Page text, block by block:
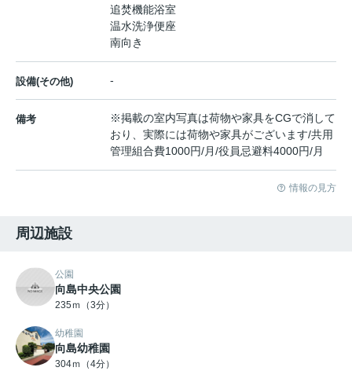
追焚機能浴室
温水洗浄便座
南向き
設備(その他) -
備考
※掲載の室内写真は荷物や家具をCGで消して
おり、実際には荷物や家具がございます/共用
管理組合費1000円/月/役員忌避料4000円/月
情報の見方
周辺施設
公園
向島中央公園
235ｍ（3分）
幼稚園
向島幼稚園
304ｍ（4分）